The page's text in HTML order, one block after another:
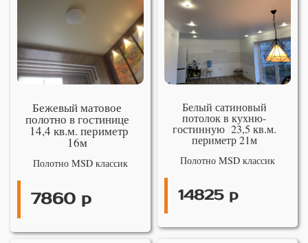
Бежевый матовое
полотно в гостинице
14,4 кв.м. периметр
16м
Полотно MSD классик
7860 р
Белый сатиновый
потолок в кухню-
гостинную 23,5 кв.м.
периметр 21м
Полотно MSD классик
14825 р